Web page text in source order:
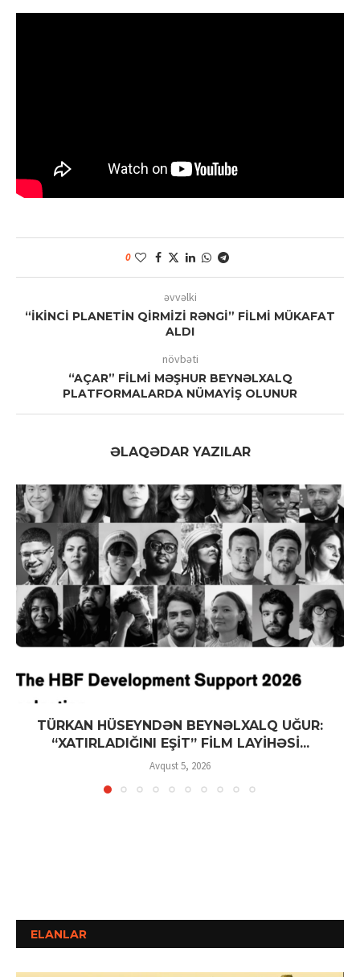
0
əvvəlki
“İKİNCİ PLANETİN QİRMİZİ RƏNGİ” FİLMİ MÜKAFAT
ALDI
növbəti
“AÇAR” FİLMİ MƏŞHUR BEYNƏLXALQ
PLATFORMALARDA NÜMAYİŞ OLUNUR
ƏLAQƏDAR YAZILAR
TÜRKAN HÜSEYNDƏN BEYNƏLXALQ UĞUR:
“XATIRLADIĞINI EŞİT” FİLM LAYİHƏSİ...
Avqust 5, 2026
ELANLAR